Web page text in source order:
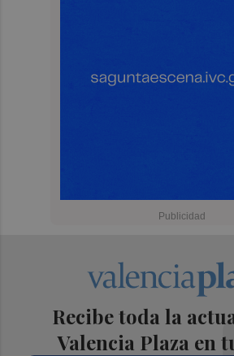
Recibe toda la
Valencia Plaza en